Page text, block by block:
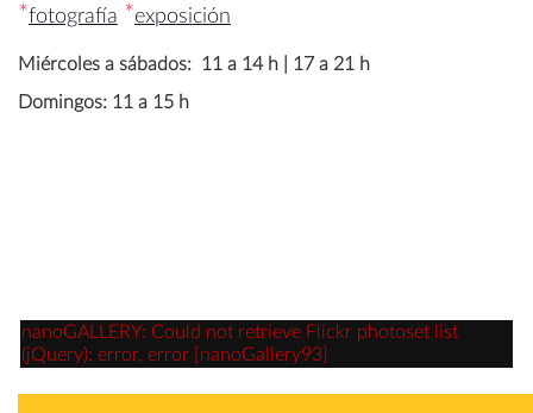
*fotografía *exposición
Miércoles a sábados: 11 a 14 h | 17 a 21 h
Domingos: 11 a 15 h
nanoGALLERY: Could not retrieve Flickr photoset list
(jQuery): error, error [nanoGallery93]